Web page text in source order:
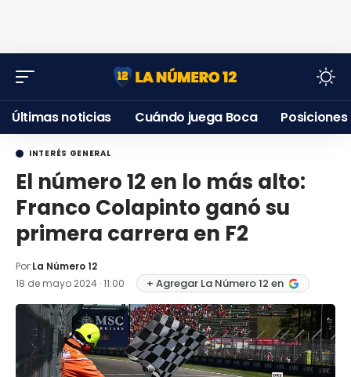
Últimas noticias Cuándo juega Boca Posiciones
INTERÉS GENERAL
El número 12 en lo más alto:
Franco Colapinto ganó su
primera carrera en F2
Por:La Número 12
18 de mayo 2024 · 11:00
+ Agregar La Número 12 en